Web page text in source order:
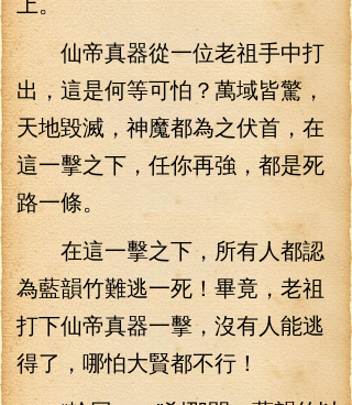
仙帝真器從一位老祖手中打
出，這是何等可怕？萬域皆驚，
天地毀滅，神魔都為之伏首，在
這一擊之下，任你再強，都是死
路一條。
在這一擊之下，所有人都認
為藍韻竹難逃一死！畢竟，老祖
打下仙帝真器一擊，沒有人能逃
得了，哪怕大賢都不行！